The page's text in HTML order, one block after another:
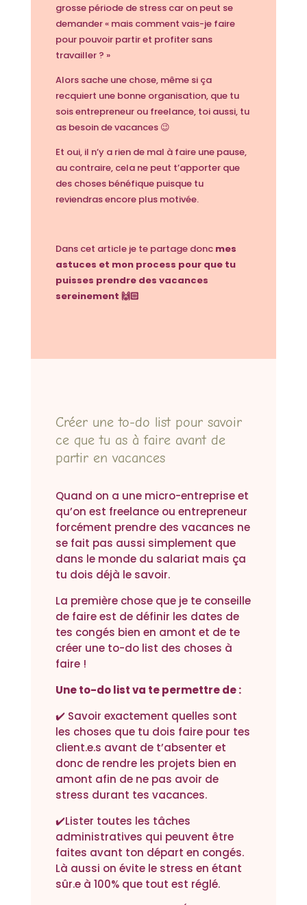
grosse période de stress car on peut se
demander « mais comment vais-je faire
pour pouvoir partir et profiter sans
travailler ? »
Alors sache une chose, même si ça
recquiert une bonne organisation, que tu
sois entrepreneur ou freelance, toi aussi, tu
as besoin de vacances 😉
Et oui, il n’y a rien de mal à faire une pause,
au contraire, cela ne peut t’apporter que
des choses bénéfique puisque tu
reviendras encore plus motivée.
Dans cet article je te partage donc mes
astuces et mon process pour que tu
puisses prendre des vacances
sereinement 🙌🏻
Créer une to-do list pour savoir
ce que tu as à faire avant de
partir en vacances
Quand on a une micro-entreprise et
qu’on est freelance ou entrepreneur
forcément prendre des vacances ne
se fait pas aussi simplement que
dans le monde du salariat mais ça
tu dois déjà le savoir.
La première chose que je te conseille
de faire est de définir les dates de
tes congés bien en amont et de te
créer une to-do list des choses à
faire !
Une to-do list va te permettre de :
✔️ Savoir exactement quelles sont
les choses que tu dois faire pour tes
client.e.s avant de t’absenter et
donc de rendre les projets bien en
amont afin de ne pas avoir de
stress durant tes vacances.
✔️Lister toutes les tâches
administratives qui peuvent être
faites avant ton départ en congés.
Là aussi on évite le stress en étant
sûr.e à 100% que tout est réglé.